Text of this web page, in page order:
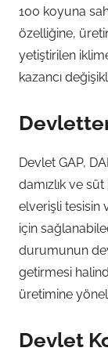
100 koyuna
özelliğine,
yetiştirilen
kazancı
Devlet GAP,
damızlık ve
elverişli tesisin
için
durumunun
getirmesi
üretimine
Devlet